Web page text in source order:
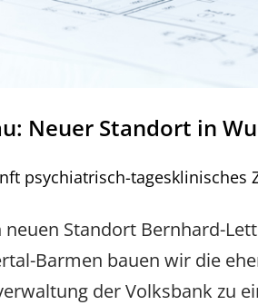
Neuer Standort in
psychiatrisch-tagesklinisches
neuen Standort Bernhard-
Barmen bauen wir die
der Volksbank zu